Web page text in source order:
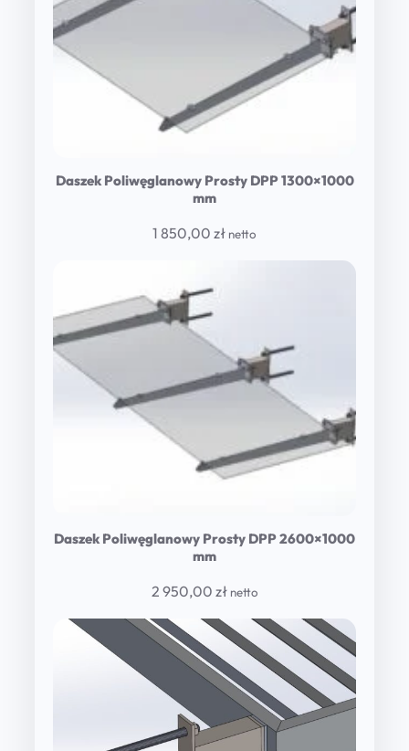
Daszek Poliwęglanowy Prosty DPP 1300×1000
mm
1 850,00 zł netto
Daszek Poliwęglanowy Prosty DPP 2600×1000
mm
2 950,00 zł netto